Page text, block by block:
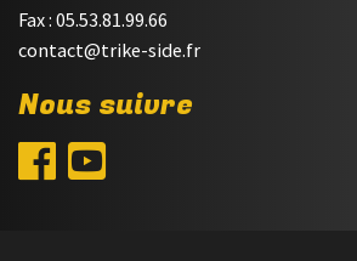
Fax : 05.53.81.99.66
contact@trike-side.fr
Nous suivre